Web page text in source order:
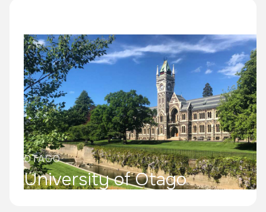
OTAGO
University of Otago